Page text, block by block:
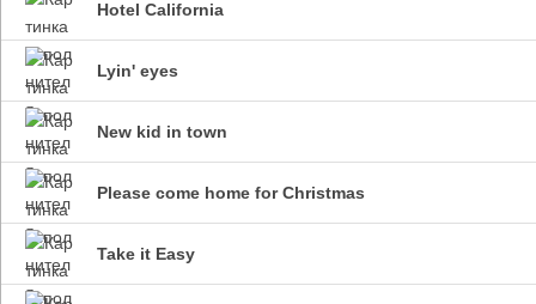
Hotel California
Lyin' eyes
New kid in town
Please come home for Christmas
Take it Easy